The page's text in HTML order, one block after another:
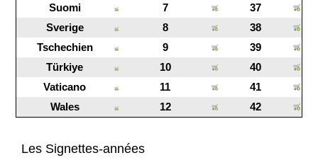
Suomi
7
37
Sverige
8
38
Tschechien
9
39
Türkiye
10
40
Vaticano
11
41
Wales
12 42
Les Signettes-années